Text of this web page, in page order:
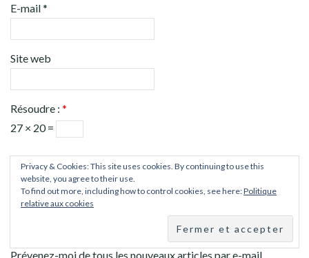
E-mail*
Site web
Résoudre : *
27 × 20 =
Prévenez-moi de tous les nouveaux commentaires par e-mail.
Prévenez-moi de tous les nouveaux articles par e-mail.
Privacy & Cookies: This site uses cookies. By continuing to use this
website, you agree to their use.
To find out more, including how to control cookies, see here:Politique
relative aux cookies